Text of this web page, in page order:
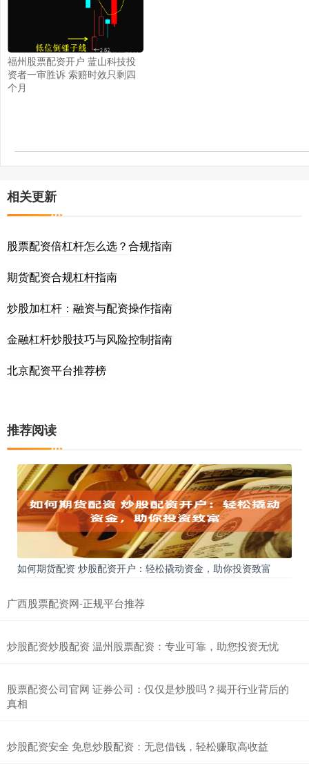
福州股票配资开户 蓝山科技投
资者一审胜诉 索赔时效只剩四
个月
相关更新
股票配资倍杠杆怎么选？合规指南
期货配资合规杠杆指南
炒股加杠杆：融资与配资操作指南
金融杠杆炒股技巧与风险控制指南
北京配资平台推荐榜
推荐阅读
如何期货配资 炒股配资开户：轻松撬动资金，助你投资致富
广西股票配资网-正规平台推荐
炒股配资炒股配资 温州股票配资：专业可靠，助您投资无忧
股票配资公司官网 证券公司：仅仅是炒股吗？揭开行业背后的
真相
炒股配资安全 免息炒股配资：无息借钱，轻松赚取高收益